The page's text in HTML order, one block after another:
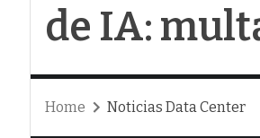
de IA:
Home Noticias Data Center